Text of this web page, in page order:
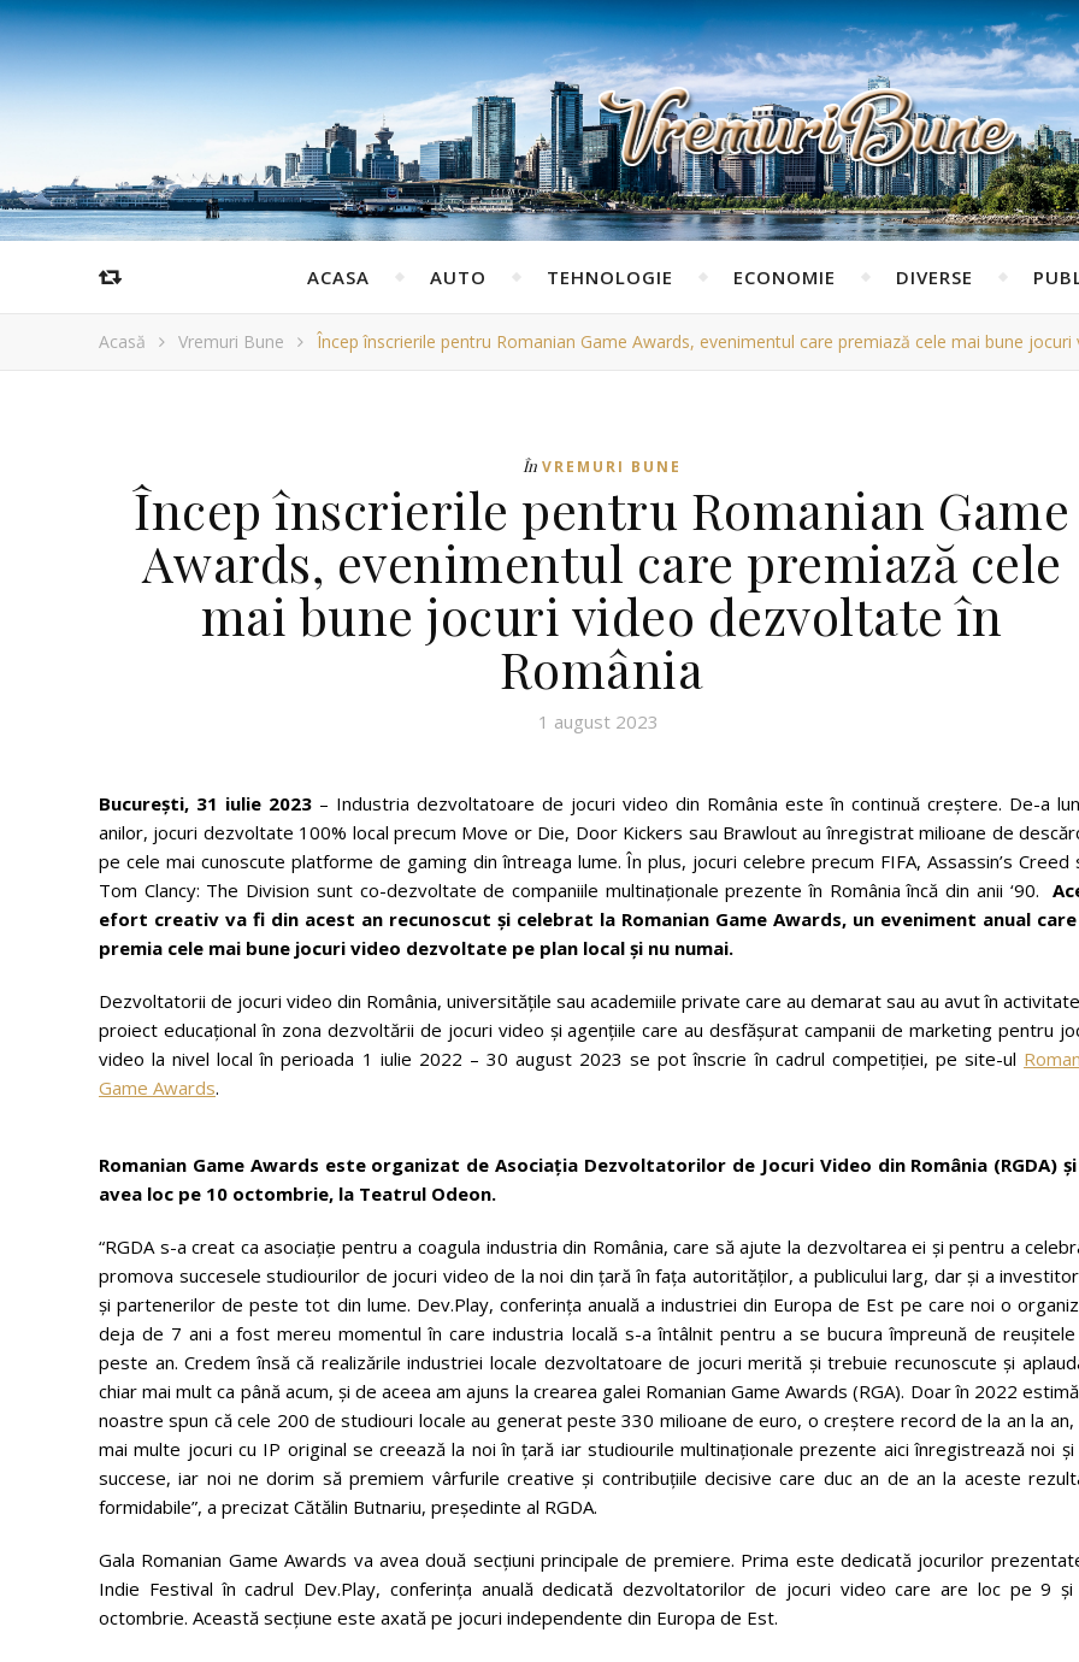
ACASA AUTO TEHNOLOGIE ECONOMIE DIVERSE
Acasă Vremuri Bune Încep înscrierile pentru Romanian Game Awards, evenimentul care premiază cele mai bune
În VREMURI BUNE
Încep înscrierile pentru Romanian Game
Awards, evenimentul care premiază cele
mai bune jocuri video dezvoltate în
România
1 august 2023
București, 31 iulie 2023 – Industria dezvoltatoare de jocuri video din România este în continuă creștere. De-a
anilor, jocuri dezvoltate 100% local precum Move or Die, Door Kickers sau Brawlout au înregistrat milioane de
pe cele mai cunoscute platforme de gaming din întreaga lume. În plus, jocuri celebre precum FIFA, Assassin’s Creed
Tom Clancy: The Division sunt co-dezvoltate de companiile multinaționale prezente în România încă din anii ‘90.
efort creativ va fi din acest an recunoscut și celebrat la Romanian Game Awards, un eveniment anual
premia cele mai bune jocuri video dezvoltate pe plan local și nu numai.
Dezvoltatorii de jocuri video din România, universitățile sau academiile private care au demarat sau au avut în
proiect educațional în zona dezvoltării de jocuri video și agențiile care au desfășurat campanii de marketing pentru
video la nivel local în perioada 1 iulie 2022 – 30 august 2023 se pot înscrie în cadrul competiției, pe site-ul
Game Awards.
Romanian Game Awards este organizat de Asociația Dezvoltatorilor de Jocuri Video din România (RGDA)
avea loc pe 10 octombrie, la Teatrul Odeon.
“RGDA s-a creat ca asociație pentru a coagula industria din România, care să ajute la dezvoltarea ei și pentru a
promova succesele studiourilor de jocuri video de la noi din țară în fața autorităților, a publicului larg, dar și a
și partenerilor de peste tot din lume. Dev.Play, conferința anuală a industriei din Europa de Est pe care noi o
deja de 7 ani a fost mereu momentul în care industria locală s-a întâlnit pentru a se bucura împreună de
peste an. Credem însă că realizările industriei locale dezvoltatoare de jocuri merită și trebuie recunoscute și
chiar mai mult ca până acum, și de aceea am ajuns la crearea galei Romanian Game Awards (RGA). Doar în 2022
noastre spun că cele 200 de studiouri locale au generat peste 330 milioane de euro, o creștere record de la an la
mai multe jocuri cu IP original se creează la noi în țară iar studiourile multinaționale prezente aici înregistrează noi și
succese, iar noi ne dorim să premiem vârfurile creative și contribuțiile decisive care duc an de an la aceste
formidabile”, a precizat Cătălin Butnariu, președinte al RGDA.
Gala Romanian Game Awards va avea două secțiuni principale de premiere. Prima este dedicată jocurilor
Indie Festival în cadrul Dev.Play, conferința anuală dedicată dezvoltatorilor de jocuri video care are loc pe 9
octombrie. Această secțiune este axată pe jocuri independente din Europa de Est.